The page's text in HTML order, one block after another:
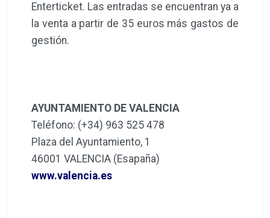
Enterticket. Las entradas se encuentran ya a
la venta a partir de 35 euros más gastos de
gestión.
AYUNTAMIENTO DE VALENCIA
Teléfono: (+34) 963 525 478
Plaza del Ayuntamiento, 1
46001 VALENCIA (Esapaña)
www.valencia.es